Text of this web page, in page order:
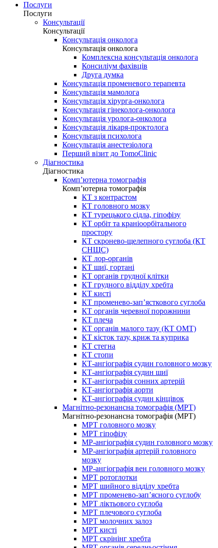
Послуги
Послуги
Консультації
Консультації
Консультація онколога
Консультація онколога
Комплексна консультація онколога
Консиліум фахівців
Друга думка
Консультація променевого терапевта
Консультація мамолога
Консультація хірурга-онколога
Консультація гінеколога-онколога
Консультація уролога-онколога
Консультація лікаря-проктолога
Консультація психолога
Консультація анестезіолога
Перший візит до TomoClinic
Діагностика
Діагностика
Комп’ютерна томографія
Комп’ютерна томографія
КТ з контрастом
КТ головного мозку
КТ турецького сідла, гіпофізу
КТ орбіт та краніоорбітального
простору
КТ скронево-щелепного суглоба (КТ
СНЩС)
КТ лор-органів
КТ шиї, гортані
КТ органів грудної клітки
КТ грудного відділу хребта
КТ кисті
КТ променево-зап’ясткового суглоба
КТ органів черевної порожнини
КТ плеча
КТ органів малого тазу (КТ ОМТ)
КТ кісток тазу, криж та куприка
КТ стегна
КТ стопи
КТ-ангіографія судин головного мозку
КТ-ангіографія судин шиї
КТ-ангіографія сонних артерій
КТ-ангіографія аорти
КТ-ангіографія судин кінцівок
Магнітно-резонансна томографія (МРТ)
Магнітно-резонансна томографія (МРТ)
МРТ головного мозку
МРТ гіпофізу
МР-ангіографія судин головного мозку
МР-ангіографія артерій головного
мозку
МР-ангіографія вен головного мозку
МРТ ротоглотки
МРТ шийного відділу хребта
МРТ променево-зап’ясного суглобу
МРТ ліктьового суглоба
МРТ плечового суглоба
МРТ молочних залоз
МРТ кисті
МРТ скрінінг хребта